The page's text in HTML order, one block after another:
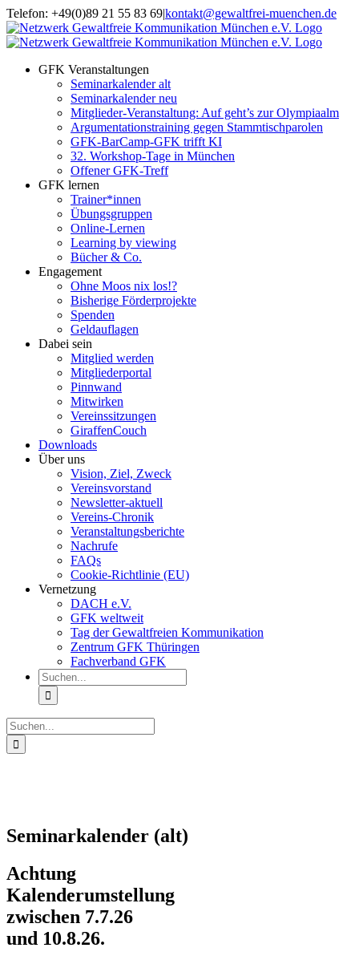
Zum
Inhalt
springen
Telefon: +49(0)89 21 55 83 69|kontakt@gewaltfrei-muenchen.de
Einloggen
Seminarkalender
Infos
zum
GFK Veranstaltungen
Seminarkalender alt
Seminarkalender neu
Mitglieder-Veranstaltung: Auf geht’s zur Olympiaalm
Argumentationstraining gegen Stammtischparolen
GFK-BarCamp-GFK trifft KI
32. Workshop-Tage in München
Offener GFK-Treff
GFK lernen
Trainer*innen
Übungsgruppen
Online-Lernen
Learning by viewing
Bücher & Co.
Engagement
Ohne Moos nix los!?
Bisherige Förderprojekte
Spenden
Geldauflagen
Dabei sein
Mitglied werden
Mitgliederportal
Pinnwand
Mitwirken
Vereinssitzungen
GiraffenCouch
Downloads
Über uns
Vision, Ziel, Zweck
Vereinsvorstand
Newsletter-aktuell
Vereins-Chronik
Veranstaltungsberichte
Nachrufe
FAQs
Cookie-Richtlinie (EU)
Vernetzung
DACH e.V.
GFK weltweit
Tag der Gewaltfreien Kommunikation
Zentrum GFK Thüringen
Fachverband GFK
Suche
nach:
Suche
nach:
Seminarkalender (alt)
Achtung
Kalenderumstellung
zwischen 7.7.26
und 10.8.26.